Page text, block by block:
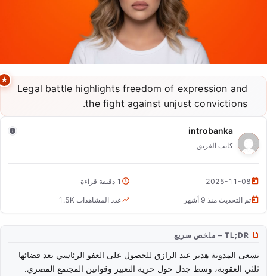
أخر الاخبار
المدونة هدير عبد الرازق تطلب العفو الرئاسي بعد قضائها ثلثي
العقوبة
Legal battle highlights freedom of expression and
the fight against unjust convictions.
introbanka
كاتب الفريق
2025-11-08 1 دقيقة قراءة
تم التحديث منذ 9 أشهر عدد المشاهدات 1.5K
TL;DR – ملخص سريع
تسعى المدونة هدير عبد الرازق للحصول على العفو الرئاسي بعد قضائها
ثلثي العقوبة، وسط جدل حول حرية التعبير وقوانين المجتمع المصري.